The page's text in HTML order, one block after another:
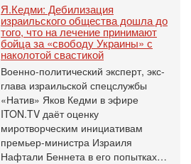
Я.Кедми: Дебилизация
израильского общества дошла до
того, что на лечение принимают
бойца за «свободу Украины» с
наколотой свастикой
Военно-политический эксперт, экс-
глава израильской спецслужбы
«Натив» Яков Кедми в эфире
ITON.TV даёт оценку
миротворческим инициативам
премьер-министра Израиля
Нафтали Беннета в его попытках…